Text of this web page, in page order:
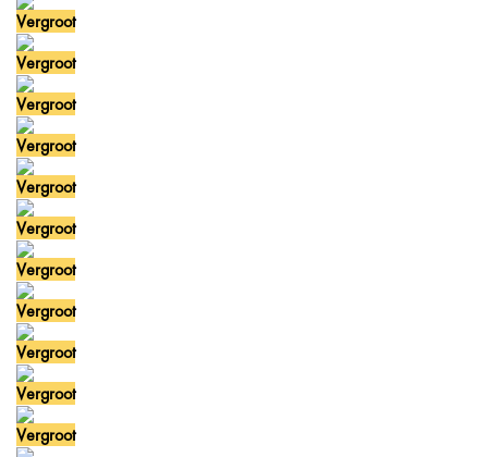
Vergroot
Vergroot
Vergroot
Vergroot
Vergroot
Vergroot
Vergroot
Vergroot
Vergroot
Vergroot
Vergroot